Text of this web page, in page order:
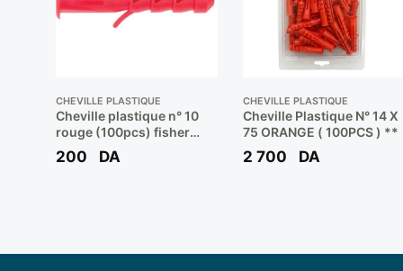
CHEVILLE PLASTIQUE
Cheville plastique n° 10
rouge (100pcs) fisher
ideal**
200 DA
CHEVILLE PLASTIQUE
Cheville Plastique N° 14 X
75 ORANGE ( 100PCS ) **
2 700 DA